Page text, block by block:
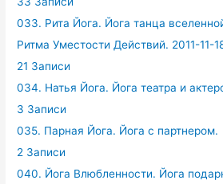
033. Рита Йога. Йога танца
Ритма Уместости Действий. 2011-11-
21 Записи
034. Натья Йога. Йога театра и
3 Записи
035. Парная Йога. Йога с партнером.
2 Записи
040. Йога Влюбленности. Йога